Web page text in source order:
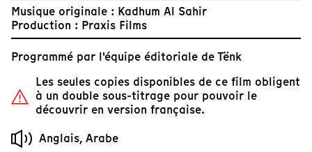
Musique originale : Kadhum Al Sahir
Production : Praxis Films
Programmé par l'équipe éditoriale de Tënk
Les seules copies disponibles de ce film obligent
à un double sous-titrage pour pouvoir le
découvrir en version française.
Anglais, Arabe